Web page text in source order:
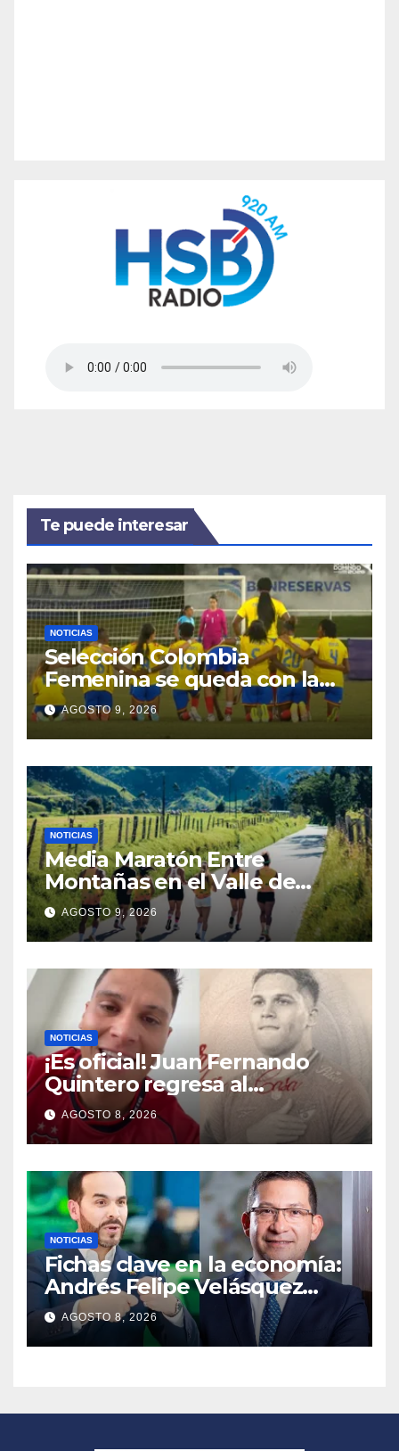
Te puede interesar
NOTICIAS
Selección Colombia
Femenina se queda con la
plata: dramática derrota ante
México en los Juegos
Centroamericanos y del
Caribe
AGOSTO 9, 2026
NOTICIAS
Media Maratón Entre
Montañas en el Valle de
Cocora: Fechas, rutas y todo
sobre la gran fiesta del
running en Salento
AGOSTO 9, 2026
NOTICIAS
¡Es oficial! Juan Fernando
Quintero regresa al
Independiente Medellín para
el segundo semestre
AGOSTO 8, 2026
NOTICIAS
Fichas clave en la economía:
Andrés Felipe Velásquez
tomará el timón de la DIAN
en la era De la Espriella
AGOSTO 8, 2026